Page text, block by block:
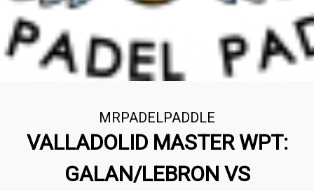
MRPADELPADDLE
VALLADOLID MASTER WPT:
GALAN/LEBRON VS